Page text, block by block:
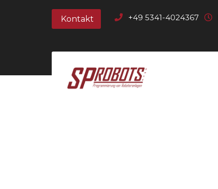
Kontakt +49 5341-4024367